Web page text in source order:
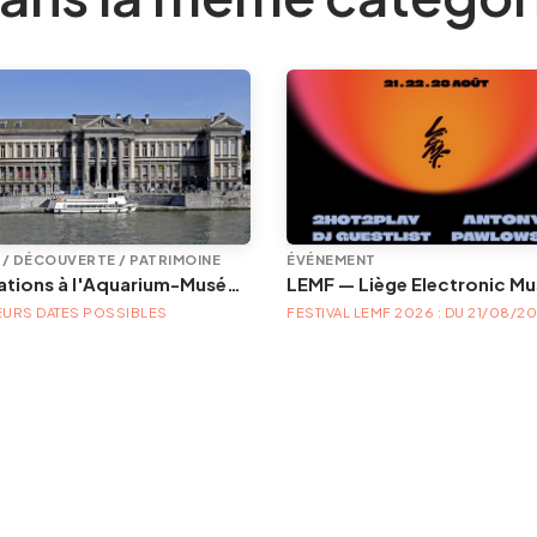
DÉCOUVERTE / PATRIMOINE
Animations à l'Aquarium-Muséum
DATES POSSIBLES
ÉVÉNEMENT